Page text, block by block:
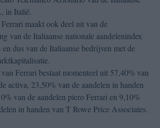
in Italië.
maakt ook deel uit van de
van de Italiaanse nationale aandelenindex
dus van de Italiaanse bedrijven met de
Ferrari bestaat momenteel uit 57,40% van
activa, 23,50% van de aandelen in handen
van de aandelen piero Ferrari en 9,10%
in handen van T Rowe Price Associates.